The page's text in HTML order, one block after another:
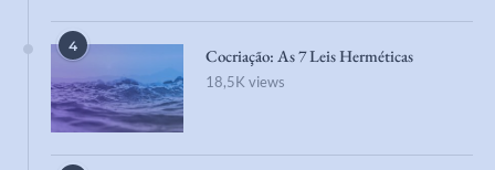
4 Cocriação: As 7 Leis Herméticas
18,5K views